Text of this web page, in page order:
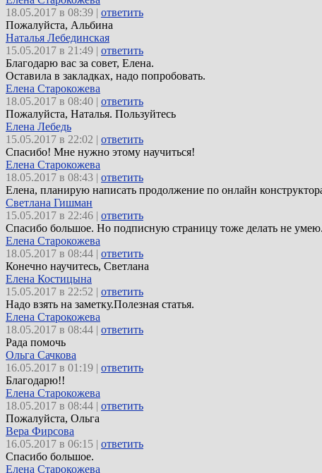
18.05.2017 в 08:39 | ответить
Пожалуйста, Альбина
Наталья Лебединская
15.05.2017 в 21:49 | ответить
Благодарю вас за совет, Елена.
Оставила в закладках, надо попробовать.
Елена Старокожева
18.05.2017 в 08:40 | ответить
Пожалуйста, Наталья. Пользуйтесь
Елена Лебедь
15.05.2017 в 22:02 | ответить
Спасибо! Мне нужно этому научиться!
Елена Старокожева
18.05.2017 в 08:43 | ответить
Елена, планирую написать продолжение по онлайн
Светлана Гишман
15.05.2017 в 22:46 | ответить
Спасибо большое. Но подписную страницу тоже делать не
Елена Старокожева
18.05.2017 в 08:44 | ответить
Конечно научитесь, Светлана
Елена Костицына
15.05.2017 в 22:52 | ответить
Надо взять на заметку.Полезная статья.
Елена Старокожева
18.05.2017 в 08:44 | ответить
Рада помочь
Ольга Сачкова
16.05.2017 в 01:19 | ответить
Благодарю!!
Елена Старокожева
18.05.2017 в 08:44 | ответить
Пожалуйста, Ольга
Вера Фирсова
16.05.2017 в 06:15 | ответить
Спасибо большое.
Елена Старокожева